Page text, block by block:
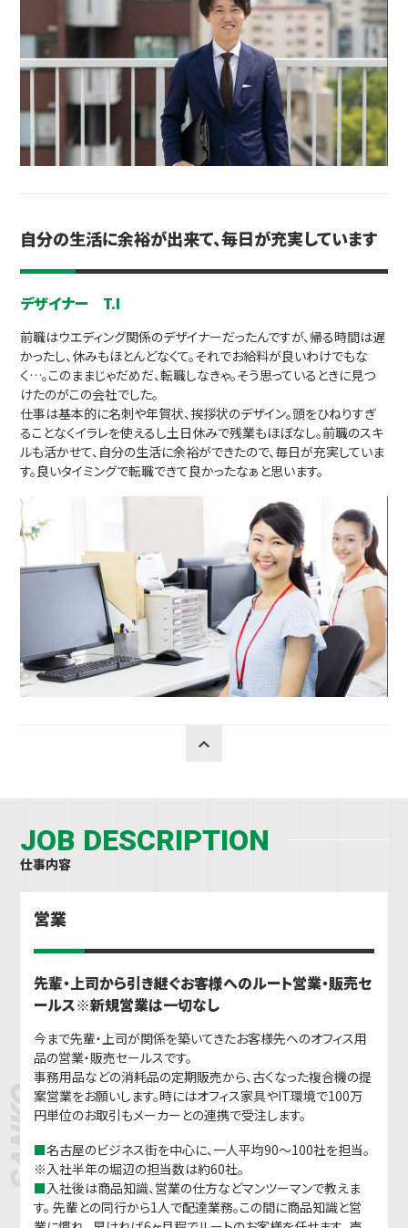
SANKOBUSINESS
自分の生活に余裕が出来て、毎日が充実しています
デザイナー T.I
前職はウエディング関係のデザイナーだったんですが、帰る時間は遅
かったし、休みもほとんどなくて。それでお給料が良いわけでもな
く…。このままじゃだめだ、転職しなきゃ。そう思っているときに見つ
けたのがこの会社でした。
仕事は基本的に名刺や年賀状、挨拶状のデザイン。頭をひねりすぎ
ることなくイラレを使えるし土日休みで残業もほぼなし。前職のスキ
ルも活かせて、自分の生活に余裕ができたので、毎日が充実していま
す。良いタイミングで転職できて良かったなぁと思います。
keyboard_arrow_up
JOB DESCRIPTION
仕事内容
営業
先輩・上司から引き継ぐお客様へのルート営業・販売セ
ールス※新規営業は一切なし
今まで先輩・上司が関係を築いてきたお客様先へのオフィス用
品の営業・販売セールスです。
事務用品などの消耗品の定期販売から、古くなった複合機の提
案営業をお願いします。時にはオフィス家具やIT環境で100万
円単位のお取引もメーカーとの連携で受注します。
■名古屋のビジネス街を中心に、一人平均90～100社を担当。
※入社半年の堀辺の担当数は約60社。
■入社後は商品知識、営業の仕方などマンツーマンで教えま
す。 先輩との同行から1人で配達業務。この間に商品知識と営